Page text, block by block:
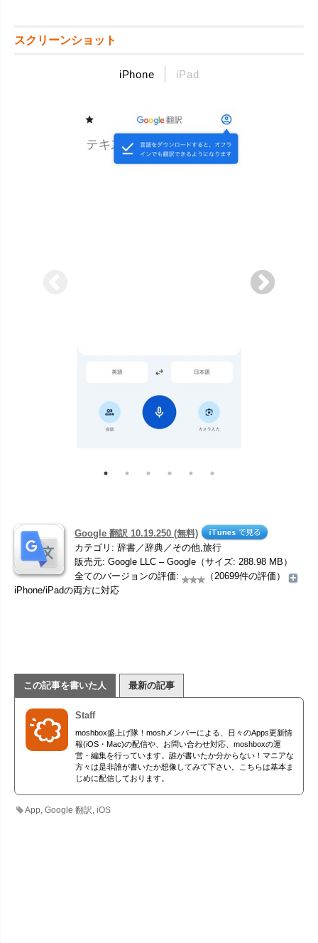
スクリーンショット
iPhone iPad
Google 翻訳 10.19.250 (無料)
カテゴリ: 辞書／辞典／その他,旅行
販売元: Google LLC – Google（サイズ: 288.98 MB）
全てのバージョンの評価:
（20699件の評価）
iPhone/iPadの両方に対応
この記事を書いた人 最新の記事
Staff
moshbox盛上げ隊！moshメンバーによる、日々のApps更新情
報(iOS・Mac)の配信や、お問い合わせ対応、moshboxの運
営・編集を行っています。誰が書いたか分からない！マニアな
方々は是非誰が書いたか想像してみて下さい。こちらは基本ま
じめに配信しております。
App,Google 翻訳,iOS